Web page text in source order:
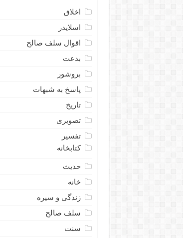
اخلاق
اسلایدر
اقوال سلف صالح
بدعت
بروشور
پاسخ به شبهات
تاریخ
تصویری
تفسیر
کتابخانه
حدیث
خانه
زندگی و سیره
سلف صالح
سنت